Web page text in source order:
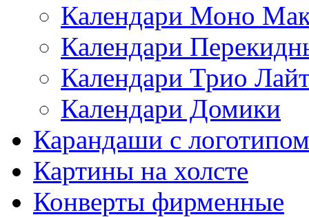
Календари Моно
Календари
Календари Трио
Календари Домики
Карандаши с логотипом
Картины на холсте
Конверты фирменные